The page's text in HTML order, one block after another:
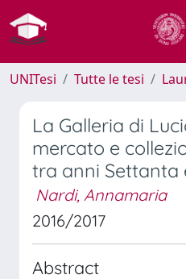
UNITesi Tutte le tesi
La Galleria di
mercato e
tra anni Settanta
Nardi, Annamaria
2016/2017
Abstract